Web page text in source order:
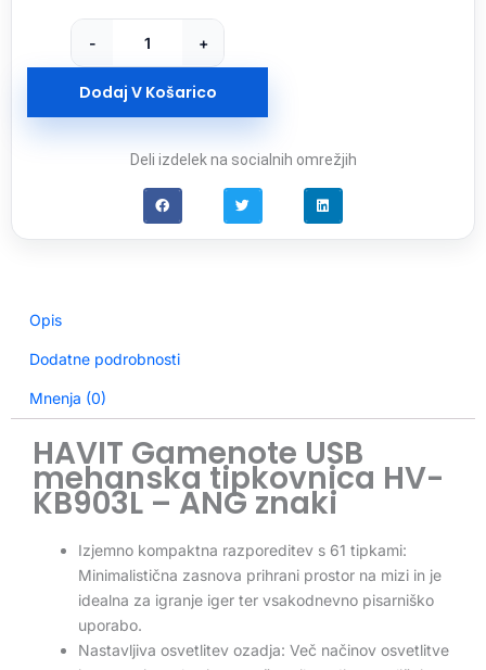
-
količina
+
Dodaj V Košarico
Deli izdelek na socialnih omrežjih
Opis
Dodatne podrobnosti
Mnenja (0)
HAVIT Gamenote USB
mehanska tipkovnica HV-
KB903L – ANG znaki
Izjemno kompaktna razporeditev s 61 tipkami:
Minimalistična zasnova prihrani prostor na mizi in je
idealna za igranje iger ter vsakodnevno pisarniško
uporabo.
Nastavljiva osvetlitev ozadja: Več načinov osvetlitve